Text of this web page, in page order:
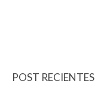
POST RECIENTES